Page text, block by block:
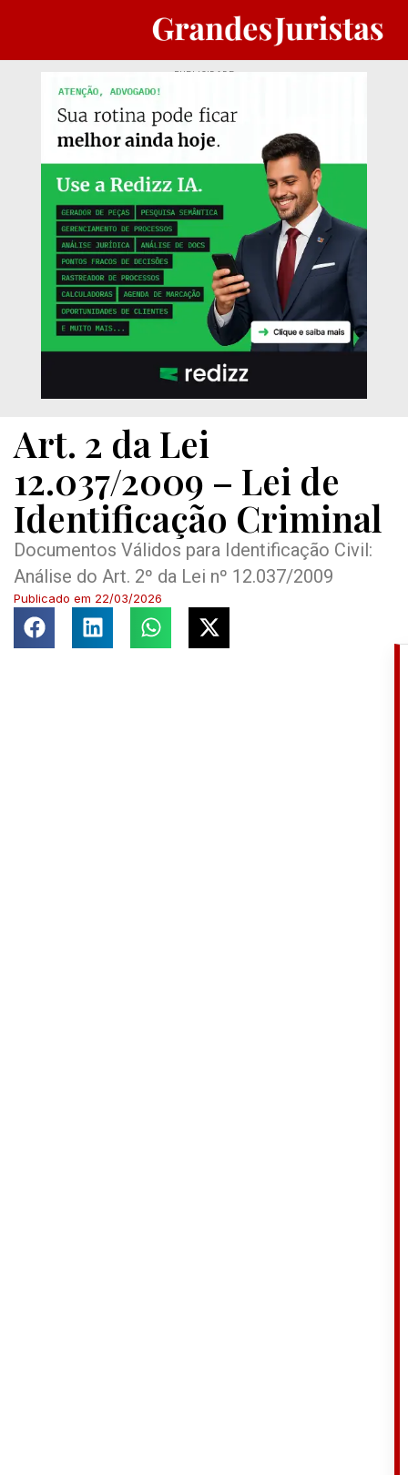
PUBLICIDADE
Art. 2 da Lei
12.037/2009 – Lei de
Identificação Criminal
Documentos Válidos para Identificação Civil:
Análise do Art. 2º da Lei nº 12.037/2009
Publicado em 22/03/2026